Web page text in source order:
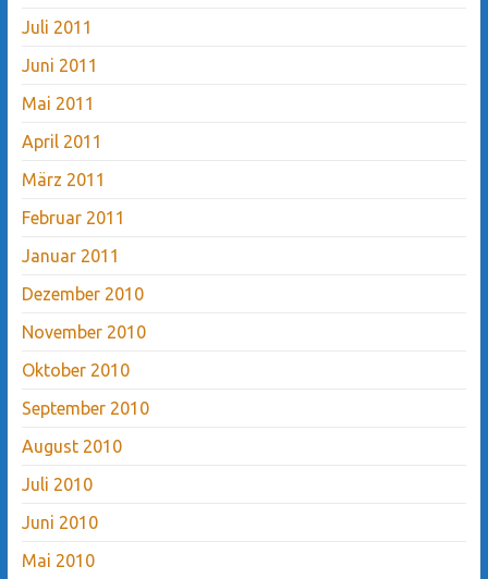
Juli 2011
Juni 2011
Mai 2011
April 2011
März 2011
Februar 2011
Januar 2011
Dezember 2010
November 2010
Oktober 2010
September 2010
August 2010
Juli 2010
Juni 2010
Mai 2010